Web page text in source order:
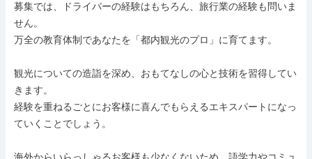
募集では、ドライバーの経験はもちろん、旅行業の経験も問いま
せん。
万全の教育体制であなたを「都内観光のプロ」に育てます。
観光についての造詣を深め、おもてなしの心と技術を習得してい
きます。
経験を重ねるごとにお客様に喜んでもらえるエキスパートになっ
ていくことでしょう。